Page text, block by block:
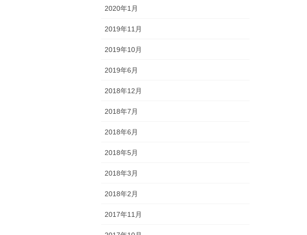
2020年1月
2019年11月
2019年10月
2019年6月
2018年12月
2018年7月
2018年6月
2018年5月
2018年3月
2018年2月
2017年11月